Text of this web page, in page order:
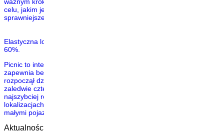
ważnym krokiem w kierunku realizacji naszego długoterminowego
celu, jakim jest zapewnienie naszym klientom lepszego wsparcia i
sprawniejszej obsługi” – mówi Jean Guillaume […]
Elastyczna logistyka pomogła firmie Picnic zwiększyć wydajność o
60%.
Picnic to internetowy supermarket z najniższymi cenami, który
zapewnia bezpłatne dostawy do wszystkich klientów. Picnic
rozpoczął działalność w 2015 roku w Amersfoort w Holandii, z
zaledwie czterema pojazdami dostawczymi. Obecnie firma jest
najszybciej rozwijającą się w kraju, z flotą ponad 800 pojazdów w 70
lokalizacjach w całym kraju. Picnic realizuje wszystkie dostawy
małymi pojazdami z […]
Aktualności